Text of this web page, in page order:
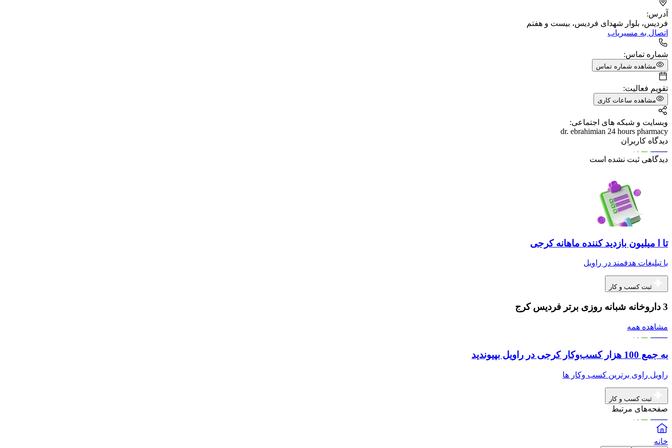
آدرس:
فردیس، بلوار شهدای فردیس، بیست و هفتم
اتصال به مسیریاب
شماره تماس:
مشاهده شماره تماس
تقویم فعالیت:
مشاهده ساعات کاری
وبسایت و شبکه های اجتماعی:
dr. ebrahimian 24 hours pharmacy
دیدگاه کاربران
دیدگاهی ثبت نشده است
تا ا میلیون بازدید کننده ماهانه کرجی
با تبلیغات هدفمند در راویل
ثبت کسب و کار
3 داروخانه شبانه روزی برتر فردیس کرج
مشاهده همه
به جمع 100 هزار کسب‌وکار کرجی در راویل بپیوندید
راویل راوی برترین کسب وکار ها
ثبت کسب و کار
صفحه‌های مرتبط
خانه